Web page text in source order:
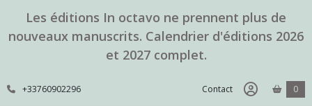
Les éditions In octavo ne prennent plus de
nouveaux manuscrits. Calendrier d'éditions 2026
et 2027 complet.
+33760902296 Contact 0